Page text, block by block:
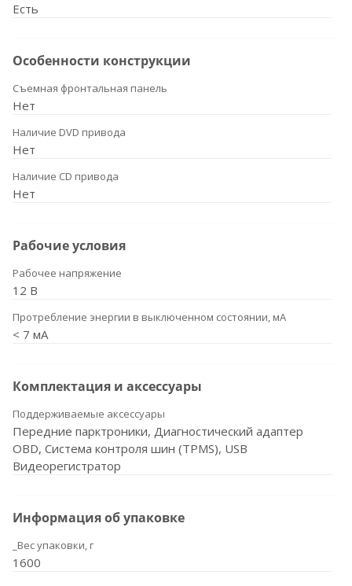
Есть
Особенности конструкции
Съемная фронтальная панель
Нет
Наличие DVD привода
Нет
Наличие CD привода
Нет
Рабочие условия
Рабочее напряжение
12 В
Протребление энергии в выключенном состоянии, мА
< 7 мА
Комплектация и аксессуары
Поддерживаемые аксессуары
Передние парктроники, Диагностический адаптер
OBD, Система контроля шин (TPMS), USB
Видеорегистратор
Информация об упаковке
_Вес упаковки, г
1600